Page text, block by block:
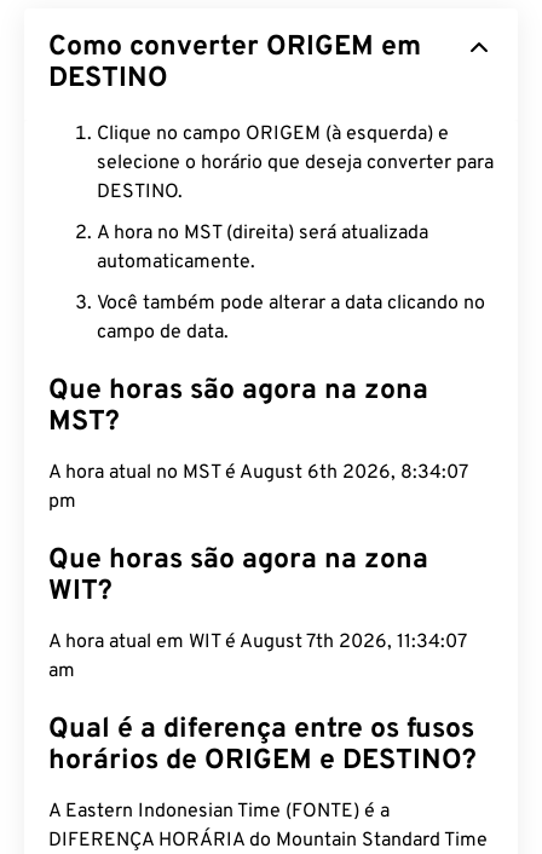
Como converter ORIGEM em
DESTINO
Clique no campo ORIGEM (à esquerda) e
selecione o horário que deseja converter para
DESTINO.
A hora no MST (direita) será atualizada
automaticamente.
Você também pode alterar a data clicando no
campo de data.
Que horas são agora na zona
MST?
A hora atual no MST é August 6th 2026, 8:34:08
pm
Que horas são agora na zona
WIT?
A hora atual em WIT é August 7th 2026, 11:34:08
am
Qual é a diferença entre os fusos
horários de ORIGEM e DESTINO?
A Eastern Indonesian Time (FONTE) é a
DIFERENÇA HORÁRIA do Mountain Standard Time